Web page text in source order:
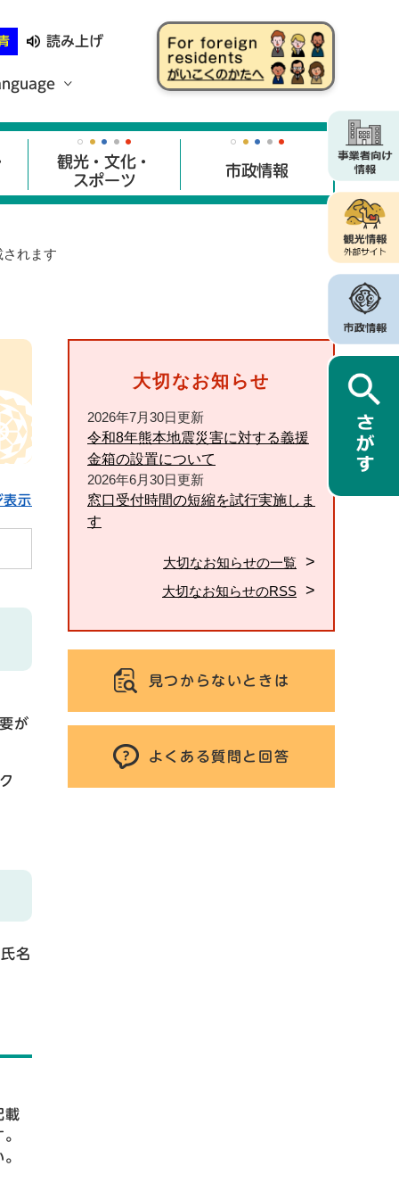
読み上げ
観光・文化・
スポーツ
市政情報
れます
表示
が
名
載
大切なお知らせ
2026年7月30日更新
令和8年熊本地震災害に対する義援
金箱の設置について
2026年6月30日更新
窓口受付時間の短縮を試行実施しま
す
大切なお知らせの一覧
大切なお知らせのRSS
見つからないときは
よくある質問と回答